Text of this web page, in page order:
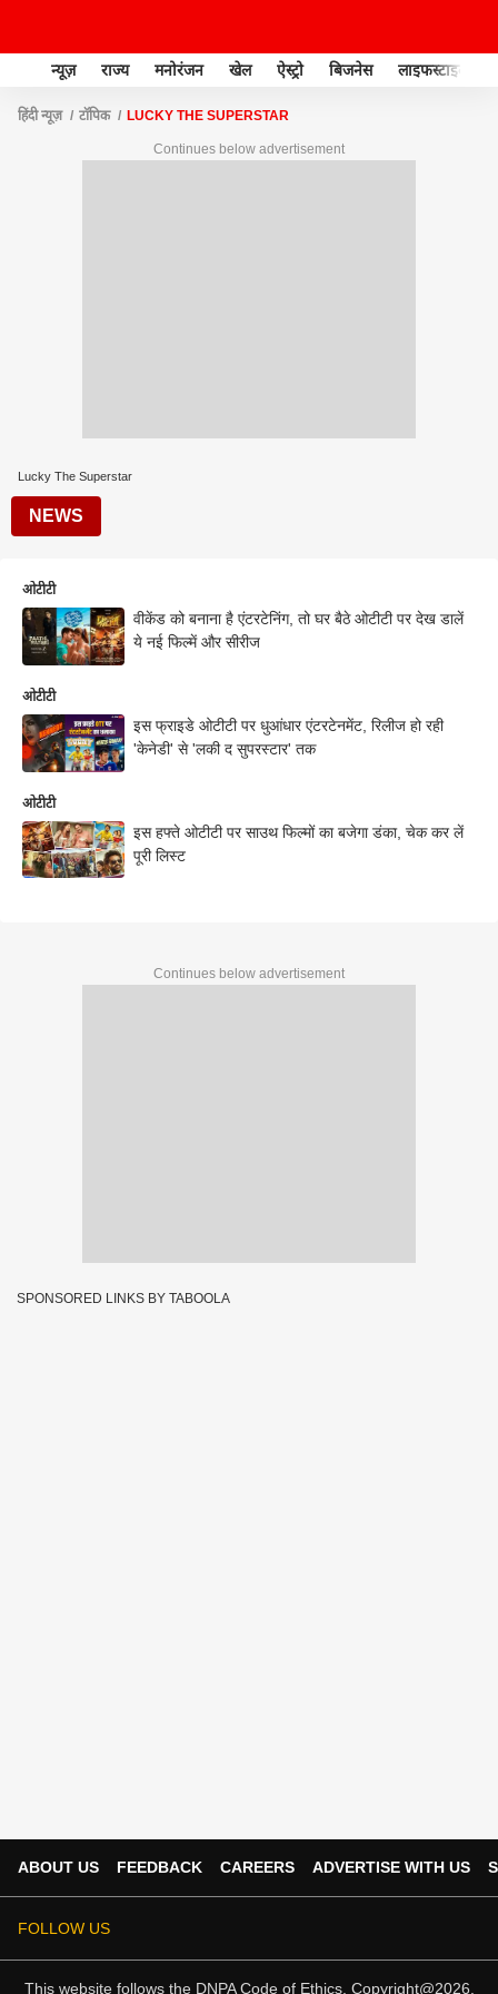
न्यूज़ राज्य मनोरंजन खेल ऐस्ट्रो बिजनेस लाइफस्टाइल
हिंदी न्यूज़ टॉपिक LUCKY THE SUPERSTAR
Continues below advertisement
Lucky The Superstar
NEWS
ओटीटी
वीकेंड को बनाना है एंटरटेनिंग, तो घर बैठे ओटीटी पर देख डालें
ये नई फिल्में और सीरीज
ओटीटी
इस फ्राइडे ओटीटी पर धुआंधार एंटरटेनमेंट, रिलीज हो रही
'केनेडी' से 'लकी द सुपरस्टार' तक
ओटीटी
इस हफ्ते ओटीटी पर साउथ फिल्मों का बजेगा डंका, चेक कर लें
पूरी लिस्ट
Continues below advertisement
SPONSORED LINKS BY TABOOLA
ABOUT US FEEDBACK CAREERS ADVERTISE WITH US
FOLLOW US
This website follows the DNPA Code of Ethics. Copyright@2026.